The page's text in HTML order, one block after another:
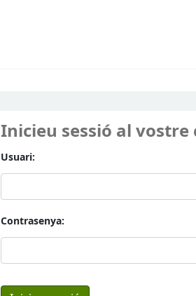
Inicieu sessió al vostre
Usuari:
Contrasenya: